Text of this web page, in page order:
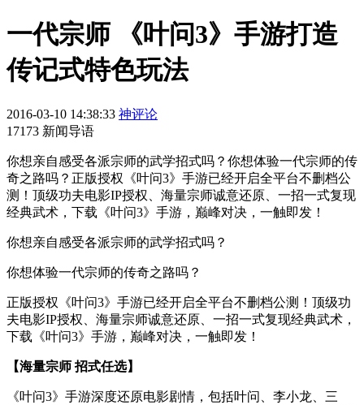
一代宗师 《叶问3》手游打造
传记式特色玩法
2016-03-10 14:38:33 神评论
17173 新闻导语
你想亲自感受各派宗师的武学招式吗？你想体验一代宗师的传
奇之路吗？正版授权《叶问3》手游已经开启全平台不删档公
测！顶级功夫电影IP授权、海量宗师诚意还原、一招一式复现
经典武术，下载《叶问3》手游，巅峰对决，一触即发！
你想亲自感受各派宗师的武学招式吗？
你想体验一代宗师的传奇之路吗？
正版授权《叶问3》手游已经开启全平台不删档公测！顶级功
夫电影IP授权、海量宗师诚意还原、一招一式复现经典武术，
下载《叶问3》手游，巅峰对决，一触即发！
【海量宗师 招式任选】
《叶问3》手游深度还原电影剧情，包括叶问、李小龙、三